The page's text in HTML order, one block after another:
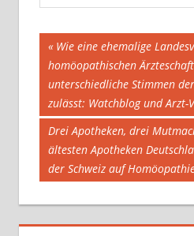
Vorheriger
Beitrag:
Wie eine ehemalige
homöopathischen
unterschiedliche Stimmen
zulässt: Watchblog und Arzt-
Nächster
Beitrag:
Drei Apotheken, drei
ältesten Apotheken
der Schweiz auf